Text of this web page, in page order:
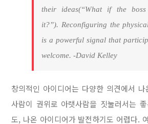
their ideas(“What if the boss
it?”). Reconfiguring the
is a powerful signal that
welcome. -David Kelley
창의적인 아이디어는 다양한 의견에서
사람이 권위로 아랫사람을 짓눌러서는
도, 나온 아이디어가 발전하기도 어렵다.